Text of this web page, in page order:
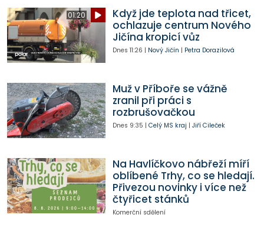
01:20
Když jde teplota nad třicet,
ochlazuje centrum Nového
Jičína kropicí vůz
Dnes 11:26 | Nový Jičín | Petra Dorazilová
Muž v Příboře se vážně
zranil při práci s
rozbrušovačkou
Dnes 9:35 | Celý MS kraj | Jiří Cileček
Na Havlíčkovo nábřeží míří
oblíbené Trhy, co se hledají.
Přivezou novinky i více než
čtyřicet stánků
Komerční sdělení